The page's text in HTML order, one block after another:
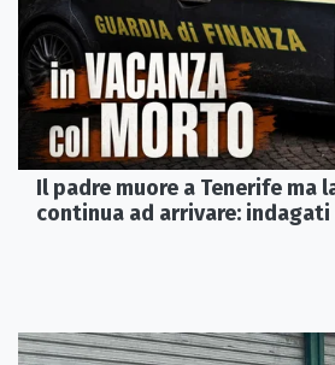
Il padre muore a Tenerife ma
continua ad arrivare: